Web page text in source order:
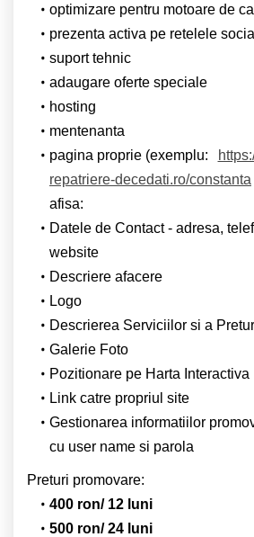
optimizare pentru motoare de
prezenta activa pe retelele
suport tehnic
adaugare oferte speciale
hosting
mentenanta
pagina proprie (exemplu:
repatriere-decedati.ro/constanta
afisa:
Datele de Contact - adresa,
website
Descriere afacere
Logo
Descrierea Serviciilor si a
Galerie Foto
Pozitionare pe Harta Interactiva
Link catre propriul site
Gestionarea informatiilor
cu user name si parola
Preturi promovare:
400 ron/ 12 luni
500 ron/ 24 luni